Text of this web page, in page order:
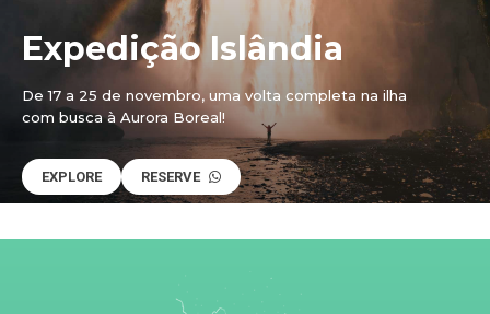
Expedição Islândia
De 17 a 25 de novembro, uma volta completa na ilha
com busca à Aurora Boreal!
EXPLORE RESERVE